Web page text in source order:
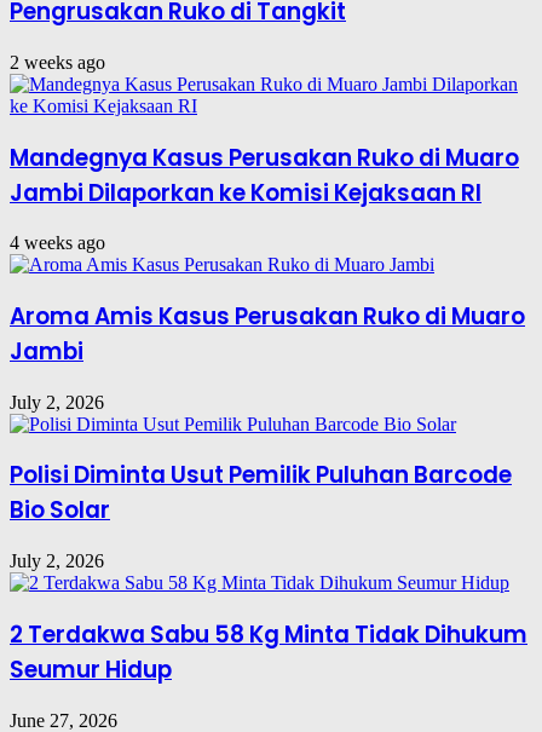
Pengrusakan Ruko di Tangkit
2 weeks ago
Mandegnya Kasus Perusakan Ruko di Muaro
Jambi Dilaporkan ke Komisi Kejaksaan RI
4 weeks ago
Aroma Amis Kasus Perusakan Ruko di Muaro
Jambi
July 2, 2026
Polisi Diminta Usut Pemilik Puluhan Barcode
Bio Solar
July 2, 2026
2 Terdakwa Sabu 58 Kg Minta Tidak Dihukum
Seumur Hidup
June 27, 2026